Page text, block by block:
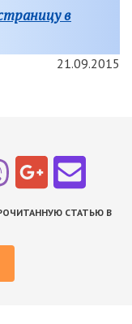
в
21.09.2015
СТАТЬЮ В